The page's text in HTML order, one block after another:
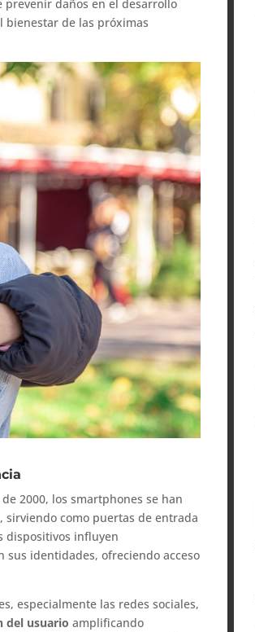
prevenir daños en el desarrollo
bienestar de las próximas
2000, los smartphones se han
como puertas de entrada
dispositivos influyen
sus identidades, ofreciendo acceso
especialmente las redes sociales,
del usuario amplificando